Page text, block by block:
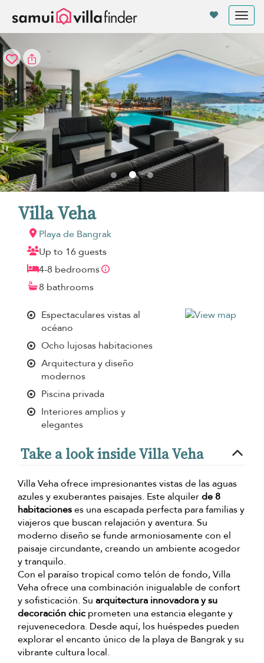
Villa Veha
Playa de Bangrak
Up to 16 guests
4-8 bedrooms
8 bathrooms
Espectaculares vistas al
océano
Ocho lujosas habitaciones
Arquitectura y diseño
modernos
Piscina privada
Interiores amplios y
elegantes
Take a look inside Villa Veha
Villa Veha ofrece impresionantes vistas de las aguas
azules y exuberantes paisajes. Este alquilerde 8
habitacioneses una escapada perfecta para familias y
viajeros que buscan relajación y aventura. Su
moderno diseño se funde armoniosamente con el
paisaje circundante, creando un ambiente acogedor
y tranquilo.
Con el paraíso tropical como telón de fondo, Villa
Veha ofrece una combinación inigualable de confort
y sofisticación. Su arquitectura innovadora y su
decoración chic prometen una estancia elegante y
rejuvenecedora. Desde aquí, los huéspedes pueden
explorar el encanto único de la playa de Bangrak y su
vibrante cultura local.
Panel de gestión de cookies